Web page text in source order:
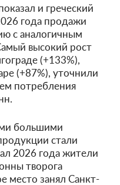
и греческий
года продажи
с аналогичным
высокий рост
(+133%),
(+87%), уточнили
потребления
большими
стали
2026 года жители
творога
место занял Санкт-